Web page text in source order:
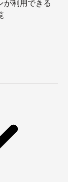
が利用できる